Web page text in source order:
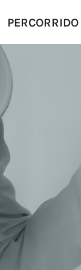
PERCORRIDO